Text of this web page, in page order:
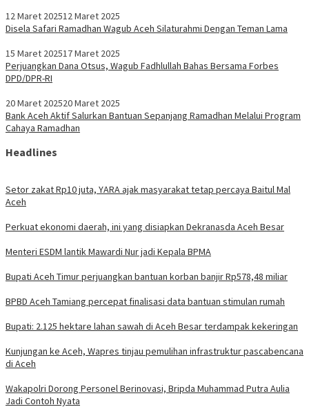
12 Maret 202512 Maret 2025
Disela Safari Ramadhan Wagub Aceh Silaturahmi Dengan Teman Lama
15 Maret 202517 Maret 2025
Perjuangkan Dana Otsus, Wagub Fadhlullah Bahas Bersama Forbes
DPD/DPR-RI
20 Maret 202520 Maret 2025
Bank Aceh Aktif Salurkan Bantuan Sepanjang Ramadhan Melalui Program
Cahaya Ramadhan
Headlines
Setor zakat Rp10 juta, YARA ajak masyarakat tetap percaya Baitul Mal
Aceh
Perkuat ekonomi daerah, ini yang disiapkan Dekranasda Aceh Besar
Menteri ESDM lantik Mawardi Nur jadi Kepala BPMA
Bupati Aceh Timur perjuangkan bantuan korban banjir Rp578,48 miliar
BPBD Aceh Tamiang percepat finalisasi data bantuan stimulan rumah
Bupati: 2.125 hektare lahan sawah di Aceh Besar terdampak kekeringan
Kunjungan ke Aceh, Wapres tinjau pemulihan infrastruktur pascabencana
di Aceh
Wakapolri Dorong Personel Berinovasi, Bripda Muhammad Putra Aulia
Jadi Contoh Nyata